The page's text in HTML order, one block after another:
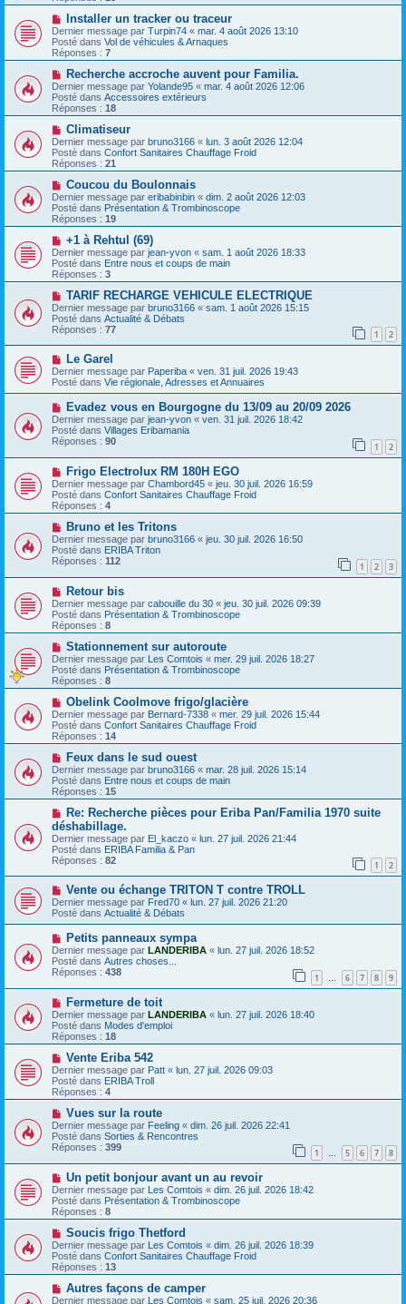
s
a
g
e
e
a
u
m
e
s
s
a
g
e
N
o
u
v
e
a
u
m
e
s
s
a
g
e
Installer un tracker ou traceur
Dernier message par Turpin74 « mar. 4 août 2026 13:10
Posté dans Vol de véhicules & Arnaques
Réponses : 7
N
o
u
v
e
a
m
e
s
s
a
g
e
Recherche accroche auvent pour Familia.
Dernier message par Yolande95 « mar. 4 août 2026 12:06
Posté dans Accessoires extérieurs
Réponses : 18
N
o
u
v
e
a
m
e
s
g
e
Climatiseur
Dernier message par bruno3166 « lun. 3 août 2026 12:04
Posté dans Confort Sanitaires Chauffage Froid
Réponses : 21
N
o
u
v
e
m
e
s
s
g
e
Coucou du Boulonnais
Dernier message par eribabinbin « dim. 2 août 2026 12:03
Posté dans Présentation & Trombinoscope
Réponses : 19
N
o
u
v
e
a
m
e
s
s
a
g
e
+1 à Rehtul (69)
Dernier message par jean-yvon « sam. 1 août 2026 18:33
Posté dans Entre nous et coups de main
Réponses : 3
N
o
u
v
e
a
m
e
s
s
a
g
e
TARIF RECHARGE VEHICULE ELECTRIQUE
Dernier message par bruno3166 « sam. 1 août 2026 15:15
Posté dans Actualité & Débats
Réponses : 77 1 2
N
o
u
e
a
u
m
e
s
a
g
e
Le Garel
Dernier message par Paperiba « ven. 31 juil. 2026 19:43
Posté dans Vie régionale, Adresses et Annuaires
N
o
u
v
e
a
m
e
s
s
a
g
e
Evadez vous en Bourgogne du 13/09 au 20/09 2026
Dernier message par jean-yvon « ven. 31 juil. 2026 18:42
Posté dans Villages Eribamania
Réponses : 90 1 2
N
o
u
v
e
a
u
m
e
s
s
a
g
e
Frigo Electrolux RM 180H EGO
Dernier message par Chambord45 « jeu. 30 juil. 2026 16:59
Posté dans Confort Sanitaires Chauffage Froid
Réponses : 4
N
o
u
v
e
a
u
m
e
s
s
a
g
e
Bruno et les Tritons
Dernier message par bruno3166 « jeu. 30 juil. 2026 16:50
Posté dans ERIBA Triton
Réponses : 112 1 2 3
N
o
u
v
e
a
u
m
e
s
s
a
g
e
Retour bis
Dernier message par cabouille du 30 « jeu. 30 juil. 2026 09:39
Posté dans Présentation & Trombinoscope
Réponses : 8
N
o
u
v
e
a
m
e
s
s
a
g
e
Stationnement sur autoroute
Dernier message par Les Comtois « mer. 29 juil. 2026 18:27
Posté dans Présentation & Trombinoscope
Réponses : 8
N
o
u
v
e
a
u
m
e
s
s
a
g
e
Obelink Coolmove frigo/glacière
Dernier message par Bernard-7338 « mer. 29 juil. 2026 15:44
Posté dans Confort Sanitaires Chauffage Froid
Réponses : 14
N
o
u
v
e
a
u
m
e
s
s
a
g
Feux dans le sud ouest
Dernier message par bruno3166 « mar. 28 juil. 2026 15:14
Posté dans Entre nous et coups de main
Réponses : 15
N
o
u
v
e
a
u
m
s
s
g
e
Re: Recherche pièces pour Eriba Pan/Familia 1970 suite
déshabillage.
Dernier message par El_kaczo « lun. 27 juil. 2026 21:44
Posté dans ERIBA Familia & Pan
Réponses : 82 1 2
N
o
u
e
a
u
m
e
s
a
g
e
Vente ou échange TRITON T contre TROLL
Dernier message par Fred70 « lun. 27 juil. 2026 21:20
Posté dans Actualité & Débats
N
o
u
v
e
a
m
e
s
s
a
g
e
Petits panneaux sympa
Dernier message par LANDERIBA « lun. 27 juil. 2026 18:52
Posté dans Autres choses...
Réponses : 438 1 … 6 7 8 9
N
o
u
v
e
a
m
e
s
s
g
e
Fermeture de toit
Dernier message par LANDERIBA « lun. 27 juil. 2026 18:40
Posté dans Modes d'emploi
Réponses : 18
N
o
u
v
e
a
m
e
s
s
a
g
e
Vente Eriba 542
Dernier message par Patt « lun. 27 juil. 2026 09:03
Posté dans ERIBA Troll
Réponses : 4
N
o
u
v
e
a
u
m
e
s
s
a
g
e
Vues sur la route
Dernier message par Feeling « dim. 26 juil. 2026 22:41
Posté dans Sorties & Rencontres
Réponses : 399 1 … 5 6 7 8
N
o
u
v
e
a
u
m
e
s
a
Un petit bonjour avant un au revoir
Dernier message par Les Comtois « dim. 26 juil. 2026 18:42
Posté dans Présentation & Trombinoscope
Réponses : 8
N
o
u
v
e
u
Soucis frigo Thetford
Dernier message par Les Comtois « dim. 26 juil. 2026 18:39
Posté dans Confort Sanitaires Chauffage Froid
Réponses : 13
N
o
Autres façons de camper
Dernier message par Les Comtois « sam. 25 juil. 2026 20:36